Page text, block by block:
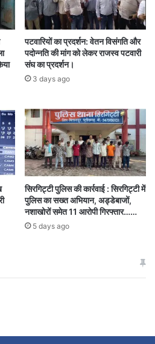
सर्वे पूरा किया जा चुका है।
के बजाय एक नवंबर से खरीदी
की मांग की, लेकिन
खारिज करते हुए कहा कि
दाना खरीदेगी और पूरी कीमत
AgriStack Arun Saw
cabinet decision
congress
e-KYC
Transparency
पटवारियों का प्रदर्शन: वेतन विसंगति और
पदोन्नति की मांग को लेकर राजस्व पटवारी
संघ का प्रदर्शन।
3 days ago
सिरगिट्टी पुलिस की कार्रवाई : सिरगिट्टी में
पुलिस का सख्त अभियान, अड्डेबाजों,
नशाखोरों समेत 11 आरोपी गिरफ्तार……
5 days ago
खाई में धक्का… आरोपियों ने